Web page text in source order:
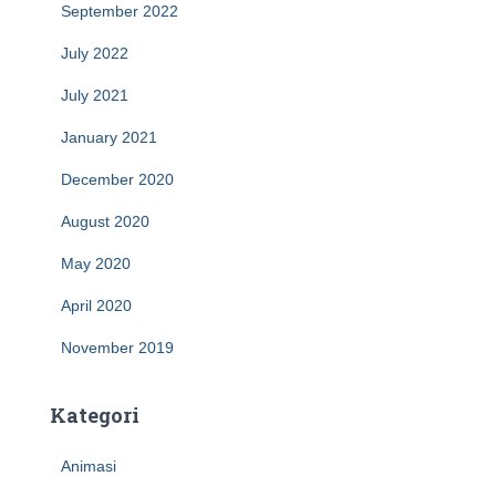
September 2022
July 2022
July 2021
January 2021
December 2020
August 2020
May 2020
April 2020
November 2019
Kategori
Animasi